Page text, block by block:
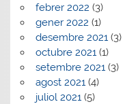
febrer 2022 (3)
gener 2022 (1)
desembre 2021(3)
octubre 2021(1)
setembre 2021(3)
agost 2021(4)
juliol 2021(5)